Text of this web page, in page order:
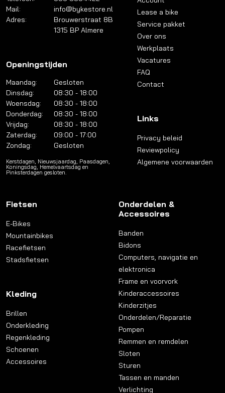
Mail:
info@bykestore.nl
Adres:
Brouwerstraat 8B
1315 BP Almere
Openingstijden
Maandag:
Gesloten
Dinsdag:
08:30 - 18:00
Woensdag:
08:30 - 18:00
Donderdag:
08:30 - 18:00
Vrijdag:
08:30 - 18:00
Zaterdag:
09:00 - 17:00
Zondag:
Gesloten
Kerstdagen, Nieuwsjaardag, Paasdagen,
Koningsdag, Hemelvaartsdag en
Pinksterdagen gesloten.
Lease a bike
Service pakket
Over ons
Werkplaats
Vacatures
FAQ
Contact
Links
Privacy beleid
Reviewpolicy
Algemene voorwaarden
Fietsen
E-Bikes
Mountainbikes
Racefietsen
Stadsfietsen
Kleding
Brillen
Onderkleding
Regenkleding
Schoenen
Accessoires
Onderdelen &
Accessoires
Banden
Bidons
Computers, navigatie en
elektronica
Frame en voorvork
Kinderaccessoires
Kinderzitjes
Onderdelen/Reparatie
Pompen
Remmen en remdelen
Sloten
Sturen
Tassen en manden
Verlichting